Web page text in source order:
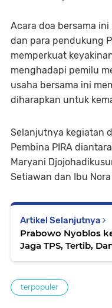
Acara doa bersama
dan para pendukung
memperkuat
menghadapi pemilu
usaha bersama ini
diharapkan untuk
Selanjutnya kegiatan
Pembina PIRA
Maryani
Setiawan dan Ibu Nora
Artikel Selanjutnya
Prabowo Nyoblos
Jaga TPS, Tertib,
terpopuler